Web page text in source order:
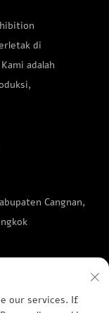
di
adalah
Cangnan,
our services. If